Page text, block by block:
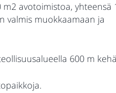
avotoimistoa, yhteensä
valmis muokkaamaan ja
600 m